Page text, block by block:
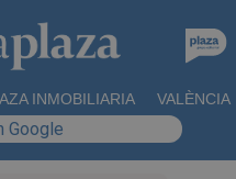
INMOBILIARIA VALÈNCIA
Google